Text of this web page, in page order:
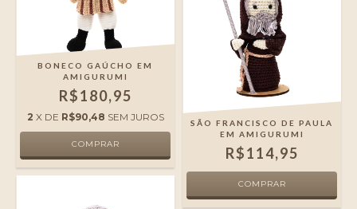
BONECO GAÚCHO EM
AMIGURUMI
R$180,95
2 X DE R$90,48 SEM JUROS
SÃO FRANCISCO DE PAULA
EM AMIGURUMI
R$114,95